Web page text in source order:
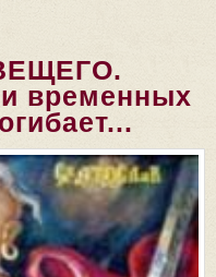
временных